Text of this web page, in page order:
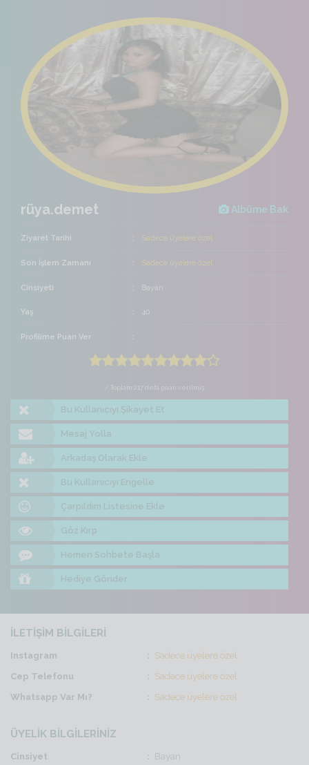
rüya.demet Albüme Bak
Ziyaret Tarihi Sadece üyelere özel
Son İşlem Zamanı Sadece üyelere özel
Cinsiyeti Bayan
Yaş 40
Profilime Puan Ver
/ Toplam 217 defa puan verilmiş
Bu Kullanıcıyı Şikayet Et
Mesaj Yolla
Arkadaş Olarak Ekle
Bu Kullanıcıyı Engelle
Çarpıldım Listesine Ekle
Göz Kırp
Hemen Sohbete Başla
Hediye Gönder
İLETİŞİM BİLGİLERİ
Instagram
Sadece üyelere özel
Cep Telefonu
Sadece üyelere özel
Whatsapp Var Mı?
Sadece üyelere özel
ÜYELİK BİLGİLERİNİZ
Cinsiyet
Bayan